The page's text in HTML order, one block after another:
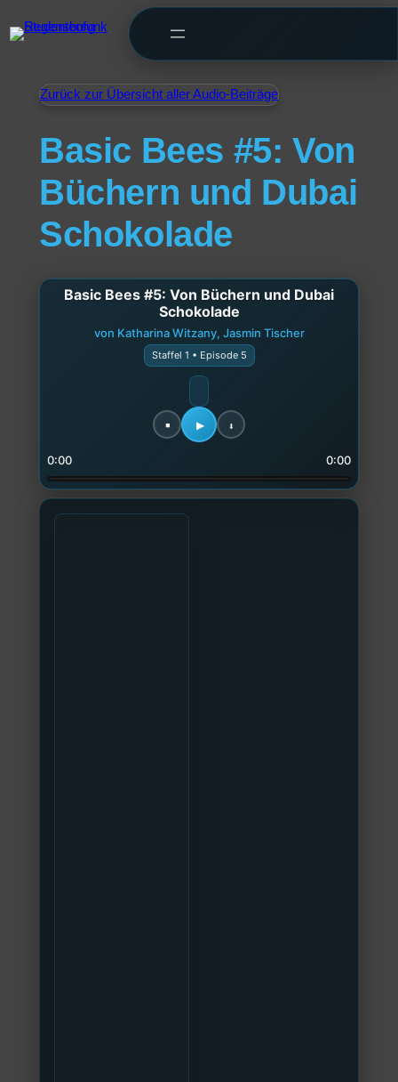
Zurück zur Übersicht aller Audio-Beiträge
Basic Bees #5: Von
Büchern und Dubai
Schokolade
Basic Bees #5: Von Büchern und Dubai
Schokolade
von Katharina Witzany, Jasmin Tischer
Staffel 1 • Episode 5
0:00 0:00